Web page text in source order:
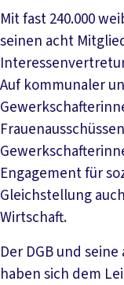
Mit fast 240.000
seinen acht
Auf kommunaler
Engagement für
Gleichstellung
Wirtschaft.
Der DGB und
haben sich dem